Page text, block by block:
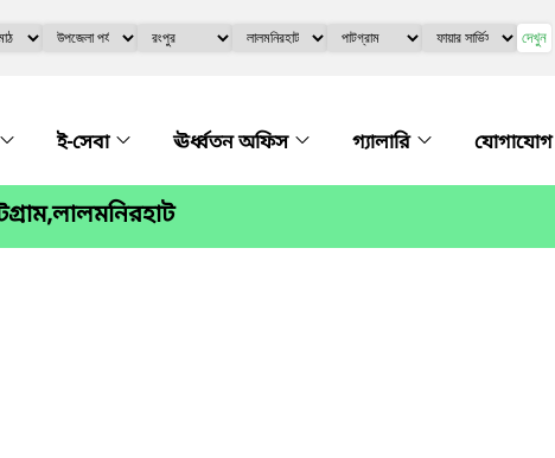
দেখুন
ই-সেবা ঊর্ধ্বতন অফিস গ্যালারি যোগাযোগ